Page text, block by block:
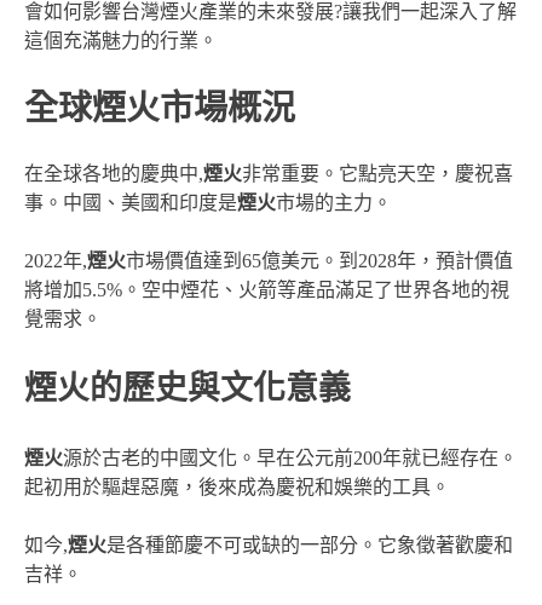
會如何影響台灣煙火產業的未來發展?讓我們一起深入了解
這個充滿魅力的行業。
全球煙火市場概況
在全球各地的慶典中,煙火非常重要。它點亮天空，慶祝喜
事。中國、美國和印度是煙火市場的主力。
2022年,煙火市場價值達到65億美元。到2028年，預計價值
將增加5.5%。空中煙花、火箭等產品滿足了世界各地的視
覺需求。
煙火的歷史與文化意義
煙火源於古老的中國文化。早在公元前200年就已經存在。
起初用於驅趕惡魔，後來成為慶祝和娛樂的工具。
如今,煙火是各種節慶不可或缺的一部分。它象徵著歡慶和
吉祥。